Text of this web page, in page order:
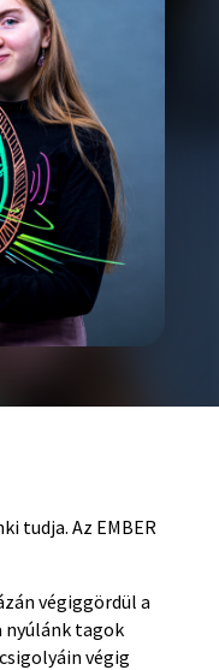
tudja. Az EMBER
végiggördül a
nyúlánk tagok
végig